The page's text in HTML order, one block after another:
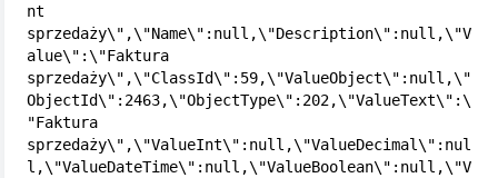
nt
sprzedaży\",\"Name\":null,\"Description\":null,\"V
alue\":\"Faktura
sprzedaży\",\"ClassId\":59,\"ValueObject\":null,\"
ObjectId\":2463,\"ObjectType\":202,\"ValueText\":\
"Faktura
sprzedaży\",\"ValueInt\":null,\"ValueDecimal\":nul
l,\"ValueDateTime\":null,\"ValueBoolean\":null,\"V